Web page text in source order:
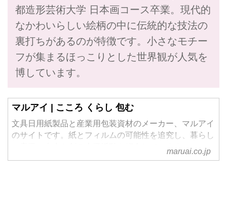
都造形芸術大学 日本画コース卒業。現代的
なかわいらしい絵柄の中に伝統的な技法の
裏打ちがあるのが特徴です。小さなモチー
フが集まるほっこりとした世界観が人気を
博しています。
マルアイ | こころ くらし 包む
文具日用紙製品と産業用包装資材のメーカー、マルアイ
のサイトです。紙とフィルムの可能性を追究し、暮らし
maruai.co.jp